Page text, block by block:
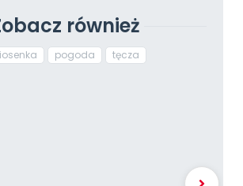
również
pogoda tęcza